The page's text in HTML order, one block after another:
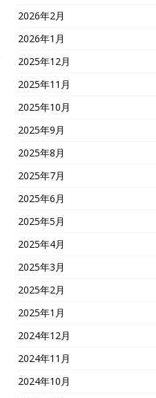
2026年2月
2026年1月
2025年12月
2025年11月
2025年10月
2025年9月
2025年8月
2025年7月
2025年6月
2025年5月
2025年4月
2025年3月
2025年2月
2025年1月
2024年12月
2024年11月
2024年10月